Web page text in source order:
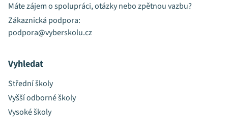
Máte zájem o spolupráci, otázky nebo zpětnou vazbu?
Zákaznická podpora:
podpora@vyberskolu.cz
Vyhledat
Střední školy
Vyšší odborné školy
Vysoké školy